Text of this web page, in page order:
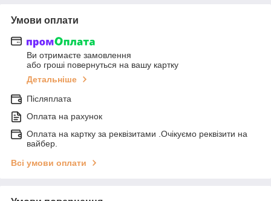
Умови оплати
Ви отримаєте замовлення
або гроші повернуться на вашу картку
Детальніше
Післяплата
Оплата на рахунок
Оплата на картку за реквізитами .Очікуємо реквізити на
вайбер.
Всі умови оплати